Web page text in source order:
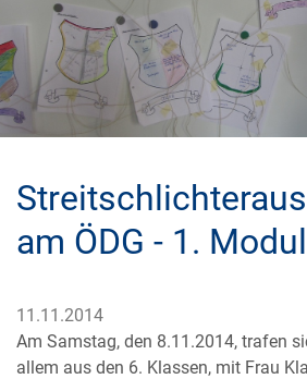
am ÖDG - 1. Modul
11.11.2014
Am Samstag, den 8.11.2014, trafen
allem aus den 6. Klassen, mit Frau